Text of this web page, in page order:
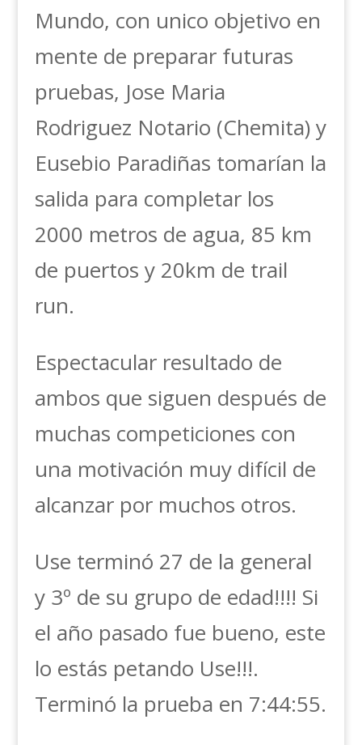
Mundo, con unico objetivo en
mente de preparar futuras
pruebas, Jose Maria
Rodriguez Notario (Chemita) y
Eusebio Paradiñas tomarían la
salida para completar los
2000 metros de agua, 85 km
de puertos y 20km de trail
run.
Espectacular resultado de
ambos que siguen después de
muchas competiciones con
una motivación muy difícil de
alcanzar por muchos otros.
Use terminó 27 de la general
y 3º de su grupo de edad!!!! Si
el año pasado fue bueno, este
lo estás petando Use!!!.
Terminó la prueba en 7:44:55.